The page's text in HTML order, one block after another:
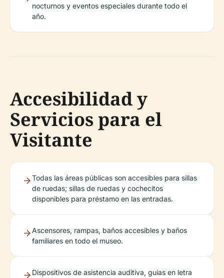
nocturnos y eventos especiales durante todo el
año.
Accesibilidad y
Servicios para el
Visitante
Todas las áreas públicas son accesibles para sillas
de ruedas; sillas de ruedas y cochecitos
disponibles para préstamo en las entradas.
Ascensores, rampas, baños accesibles y baños
familiares en todo el museo.
Dispositivos de asistencia auditiva, guías en letra